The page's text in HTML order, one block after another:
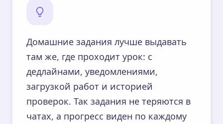
Домашние задания лучше выдавать
там же, где проходит урок: с
дедлайнами, уведомлениями,
загрузкой работ и историей
проверок. Так задания не теряются в
чатах, а прогресс виден по каждому